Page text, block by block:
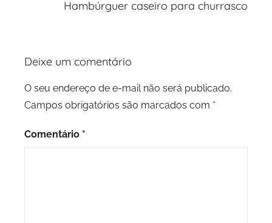
Hambúrguer caseiro para churrasco
Deixe um comentário
O seu endereço de e-mail não será publicado.
Campos obrigatórios são marcados com *
Comentário *